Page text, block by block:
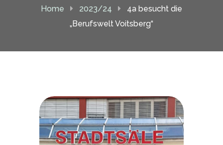
Home 2023/24
4a besucht die
„Berufswelt Voitsberg“